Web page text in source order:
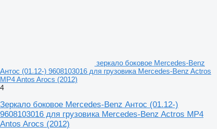
зеркало боковое Mercedes-Benz
Антос (01.12-) 9608103016 для грузовика Mercedes-Benz Actros
MP4 Antos Arocs (2012)
4
Зеркало боковое Mercedes-Benz Антос (01.12-)
9608103016 для грузовика Mercedes-Benz Actros MP4
Antos Arocs (2012)